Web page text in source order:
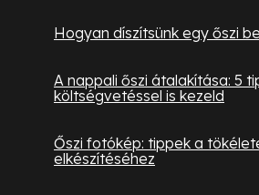
Hogyan díszítsünk egy őszi
A nappali őszi átalakítása: 5
költségvetéssel is kezeld
Őszi fotókép: tippek a
elkészítéséhez